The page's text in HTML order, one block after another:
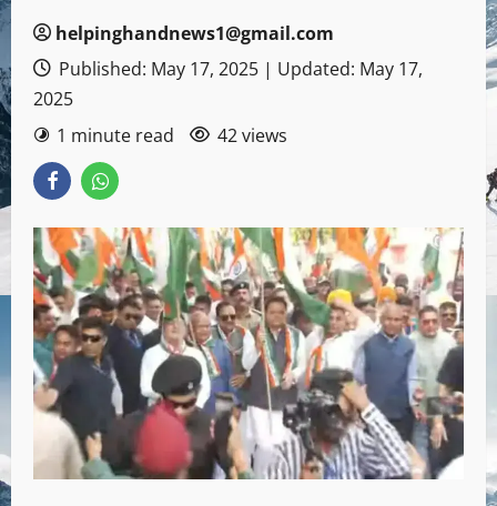
helpinghandnews1@gmail.com
Published: May 17, 2025 | Updated: May 17,
2025
1 minute read
42 views